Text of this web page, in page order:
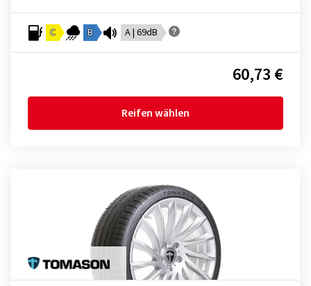
C B A | 69dB
60,73 €
Reifen wählen